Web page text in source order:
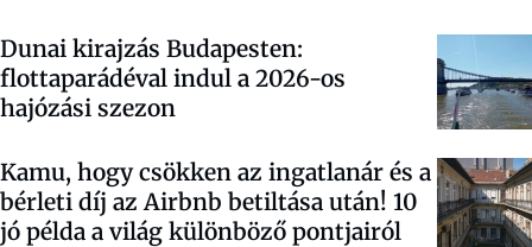
Dunai kirajzás Budapesten:
flottaparádéval indul a 2026-os
hajózási szezon
Kamu, hogy csökken az ingatlanár és a
bérleti díj az Airbnb betiltása után! 10
jó példa a világ különböző pontjairól